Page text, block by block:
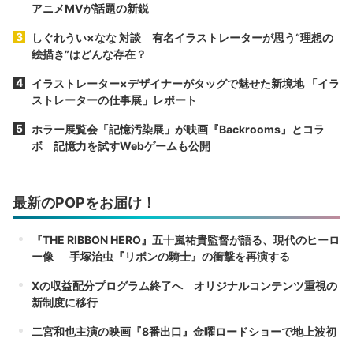
アニメMVが話題の新鋭
しぐれうい×なな 対談 有名イラストレーターが思う“理想の
絵描き”はどんな存在？
イラストレーター×デザイナーがタッグで魅せた新境地 「イラ
ストレーターの仕事展」レポート
ホラー展覧会「記憶汚染展」が映画『Backrooms』とコラ
ボ 記憶力を試すWebゲームも公開
最新のPOPをお届け！
『THE RIBBON HERO』五十嵐祐貴監督が語る、現代のヒーロ
ー像──手塚治虫『リボンの騎士』の衝撃を再演する
Xの収益配分プログラム終了へ オリジナルコンテンツ重視の
新制度に移行
二宮和也主演の映画『8番出口』金曜ロードショーで地上波初